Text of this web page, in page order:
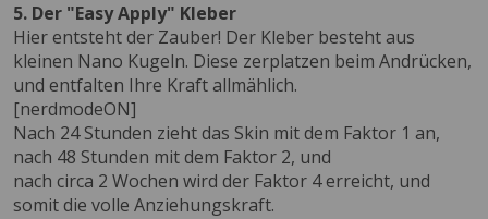
5. Der "Easy Apply" Kleber
Hier entsteht der Zauber! Der Kleber besteht aus
kleinen Nano Kugeln. Diese zerplatzen beim Andrücken,
und entfalten Ihre Kraft allmählich.
[nerdmodeON]
Nach 24 Stunden zieht das Skin mit dem Faktor 1 an,
nach 48 Stunden mit dem Faktor 2, und
nach circa 2 Wochen wird der Faktor 4 erreicht, und
somit die volle Anziehungskraft.